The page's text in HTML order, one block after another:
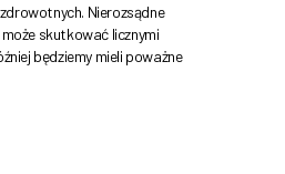
Nierozsądne
skutkować licznymi
będziemy mieli poważne